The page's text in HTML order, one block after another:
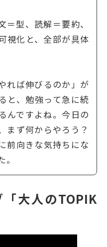
＝型、読解＝要約、
視化と、全部が具体
れば伸びるのか」が
と、勉強って急に続
んですよね。今日の
まず何からやろう？
前向きな気持ちにな
大人のTOPIK